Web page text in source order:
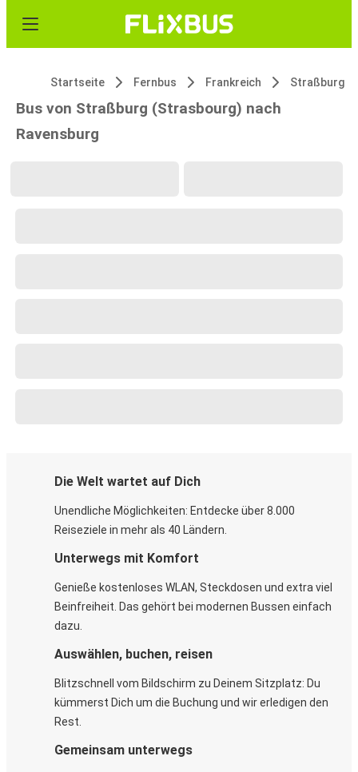
Startseite Fernbus Frankreich Straßburg
Bus von Straßburg (Strasbourg) nach
Ravensburg
Die Welt wartet auf Dich
Unendliche Möglichkeiten: Entdecke über 8.000
Reiseziele in mehr als 40 Ländern.
Unterwegs mit Komfort
Genieße kostenloses WLAN, Steckdosen und extra viel
Beinfreiheit. Das gehört bei modernen Bussen einfach
dazu.
Auswählen, buchen, reisen
Blitzschnell vom Bildschirm zu Deinem Sitzplatz: Du
kümmerst Dich um die Buchung und wir erledigen den
Rest.
Gemeinsam unterwegs